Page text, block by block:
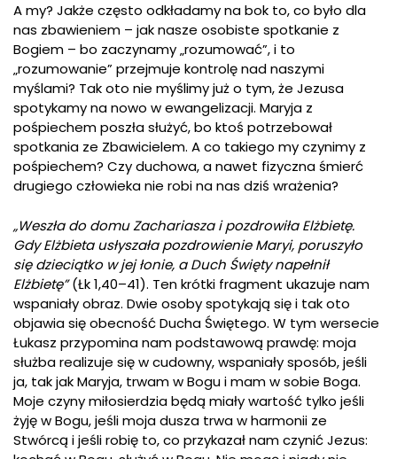
A my? Jakże często odkładamy na bok to, co było dla
nas zbawieniem – jak nasze osobiste spotkanie z
Bogiem – bo zaczynamy „rozumować”, i to
„rozumowanie” przejmuje kontrolę nad naszymi
myślami? Tak oto nie myślimy już o tym, że Jezusa
spotykamy na nowo w ewangelizacji. Maryja z
pośpiechem poszła służyć, bo ktoś potrzebował
spotkania ze Zbawicielem. A co takiego my czynimy z
pośpiechem? Czy duchowa, a nawet fizyczna śmierć
drugiego człowieka nie robi na nas dziś wrażenia?
„Weszła do domu Zachariasza i pozdrowiła Elżbietę.
Gdy Elżbieta usłyszała pozdrowienie Maryi, poruszyło
się dzieciątko w jej łonie, a Duch Święty napełnił
Elżbietę”(Łk 1,40–41). Ten krótki fragment ukazuje nam
wspaniały obraz. Dwie osoby spotykają się i tak oto
objawia się obecność Ducha Świętego. W tym wersecie
Łukasz przypomina nam podstawową prawdę: moja
służba realizuje się w cudowny, wspaniały sposób, jeśli
ja, tak jak Maryja, trwam w Bogu i mam w sobie Boga.
Moje czyny miłosierdzia będą miały wartość tylko jeśli
żyję w Bogu, jeśli moja dusza trwa w harmonii ze
Stwórcą i jeśli robię to, co przykazał nam czynić Jezus: